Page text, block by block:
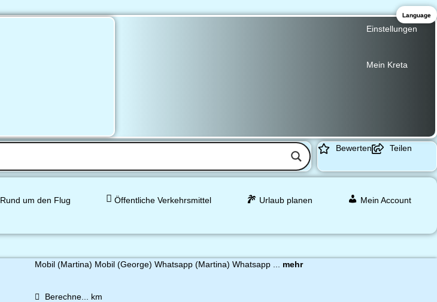
Einstellungen
Mein Kreta
Bewerten Teilen
Rund um den Flug Öffentliche Verkehrsmittel Urlaub planen Mein Account
Mobil (Martina) Mobil (George) Whatsapp (Martina) Whatsapp ... mehr
Berechne... km
Language